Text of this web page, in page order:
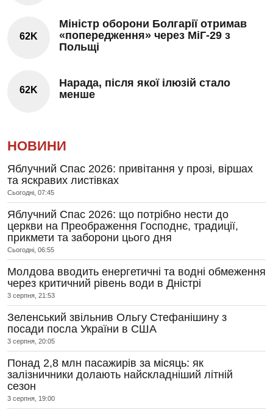
62K
Міністр оборони Болгарії отримав
«попередження» через МіГ-29 з
Польщі
62K
Нарада, після якої ілюзій стало
менше
НОВИНИ
Яблучний Спас 2026: привітання у прозі, віршах
та яскравих листівках
Сьогодні, 07:45
Яблучний Спас 2026: що потрібно нести до
церкви на Преображення Господнє, традиції,
прикмети та заборони цього дня
Сьогодні, 06:55
Молдова вводить енергетичні та водні обмеження
через критичний рівень води в Дністрі
3 серпня, 21:53
Зеленський звільнив Ольгу Стефанішину з
посади посла України в США
3 серпня, 20:05
Понад 2,8 млн пасажирів за місяць: як
залізничники долають найскладніший літній
сезон
3 серпня, 19:00